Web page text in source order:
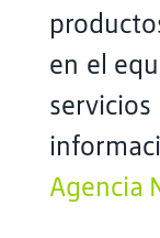
en el
Agencia